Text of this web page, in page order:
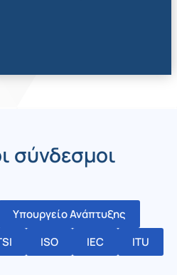
σύνδεσμοι
Υπουργείο Ανάπτυξης
ISO IEC ITU